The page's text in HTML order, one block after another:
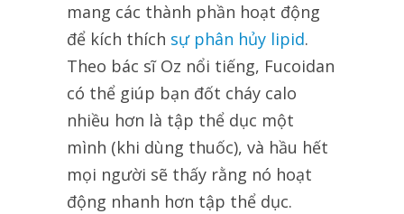
mang các thành phần hoạt động
để kích thích sự phân hủy lipid.
Theo bác sĩ Oz nổi tiếng, Fucoidan
có thể giúp bạn đốt cháy calo
nhiều hơn là tập thể dục một
mình (khi dùng thuốc), và hầu hết
mọi người sẽ thấy rằng nó hoạt
động nhanh hơn tập thể dục.